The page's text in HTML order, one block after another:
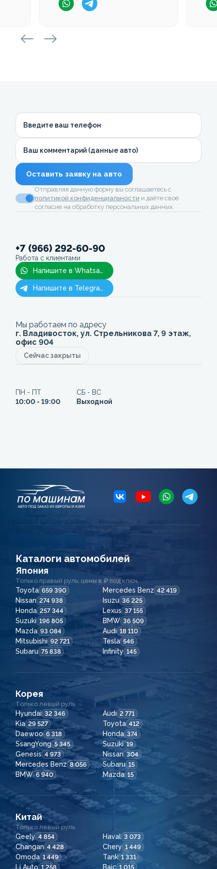
Введите ваш телефон
Ваш комментарий (данные авто)
Оставить заявку на авто
Отправляя данную форму вы соглашаетесь с
политикой конфиденциальности и даёте своё
согласие на обработку персональных данных.
+7 (966) 292-60-90
Работа с клиентами
Напишите в Whatsapp
Напишите в Telegram
Мы работаем по адресу
г. Владивосток, ул. Стрельникова 7, 9 этаж,
офис 904
Сейчас закрыты
ПН - ПТ
10:00 - 19:00
СБ - ВС
Выходной
Каталоги автомобилей
Япония
Только правый руль, цены в ₽ под ключ.
Toyota 659 390 Mercedes Benz 42 419
Nissan 274 938 Isuzu 36 225
Honda 257 344 Lexus 37 155
Suzuki 196 805 BMW 36 509
Mazda 93 084 Audi 18 110
Mitsubishi 92 721 Tesla 546
Subaru 75 838 Infinity 145
Корея
Только левый руль
Hyundai 32 346 Audi 2 771
Kia 29 527 Toyota 412
Daewoo 6 318 Honda 374
SsangYong 5 345 Suzuki 19
Genesis 4 973 Nissan 304
Mercedes Benz 8 056 Subaru 15
BMW 6 940 Mazda 15
Китай
Только левый руль
Geely 4 854 Haval 3 073
Changan 4 428 Chery 1 449
Omoda 1 449 Tank 1 331
Li Auto 1 258 Baic 1 015